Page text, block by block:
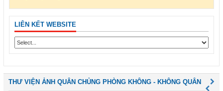
LIÊN KẾT WEBSITE
THƯ VIỆN ẢNH QUÂN CHỦNG PHÒNG KHÔNG - KHÔNG QUÂN